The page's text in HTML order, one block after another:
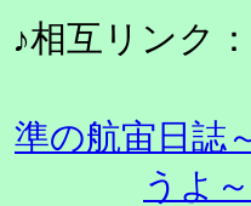
♪相互リンク
準の航宙日誌
うよ～